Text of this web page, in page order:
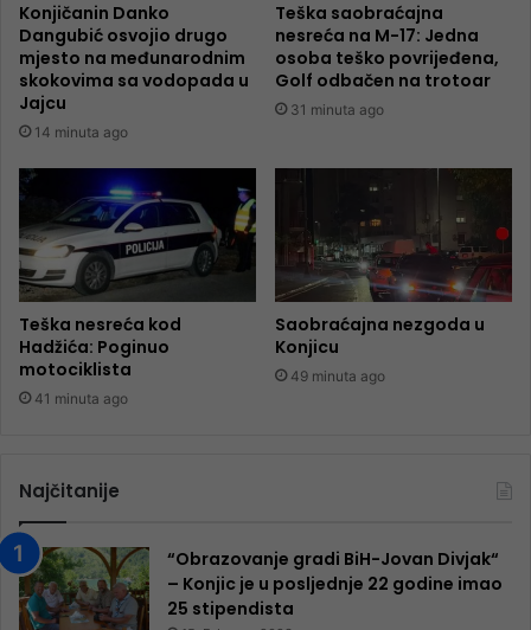
Konjičanin Danko
Dangubić osvojio drugo
mjesto na međunarodnim
skokovima sa vodopada u
Jajcu
14 minuta ago
Teška saobraćajna
nesreća na M-17: Jedna
osoba teško povrijeđena,
Golf odbačen na trotoar
31 minuta ago
Teška nesreća kod
Hadžića: Poginuo
motociklista
41 minuta ago
Saobraćajna nezgoda u
Konjicu
49 minuta ago
Najčitanije
“Obrazovanje gradi BiH-Jovan Divjak“
– Konjic je u posljednje 22 godine imao
25 ​​stipendista